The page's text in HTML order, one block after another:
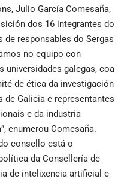
Julio García Comesaña,
dos 16 integrantes do
de responsables do Sergas
no equipo con
universidades galegas, coa
de ética da investigación
de Galicia e representantes
e da industria
enumerou Comesaña.
consello está o
da Consellería de
de intelixencia artificial e